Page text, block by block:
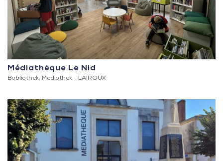
Médiathèque Le Nid
Bobliothek-Mediothek - LAIROUX